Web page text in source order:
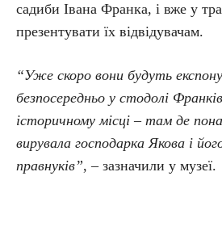
садиби Івана Франка, і вже у
презентувати їх відвідувачам.
“Уже скоро вони будуть
безпосередньо у стодолі
історичному місці – там де
вирувала господарка Якова і
правнуків”, – зазначили у музеї.